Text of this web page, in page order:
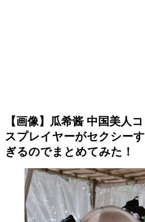
【画像】瓜希酱 中国美人コ
スプレイヤーがセクシーす
ぎるのでまとめてみた！